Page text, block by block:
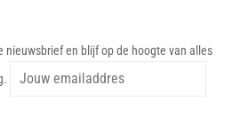
nieuwsbrief en blijf op de hoogte van alles